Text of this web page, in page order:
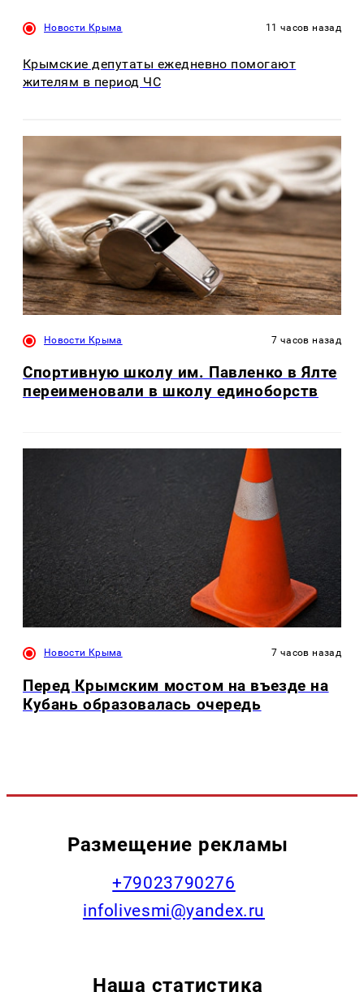
Новости Крыма 11 часов назад
Крымские депутаты ежедневно помогают
жителям в период ЧС
Новости Крыма 7 часов назад
Спортивную школу им. Павленко в Ялте
переименовали в школу единоборств
Новости Крыма 7 часов назад
Перед Крымским мостом на въезде на
Кубань образовалась очередь
Размещение рекламы
+79023790276
infolivesmi@yandex.ru
Наша статистика